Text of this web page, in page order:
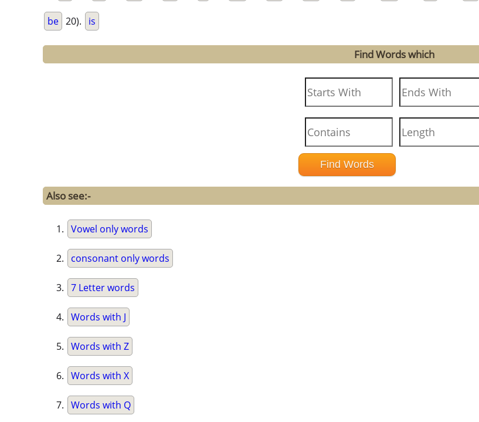
be 20). is
Find Words which
Also see:-
Vowel only words
consonant only words
7 Letter words
Words with J
Words with Z
Words with X
Words with Q